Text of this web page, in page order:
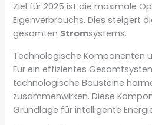
Ziel für 2025 ist die maximale
Eigenverbrauchs. Dies steigert
gesamten Stromsystems.
Technologische Komponenten
Für ein effizientes
technologische Bausteine
zusammenwirken. Diese
Grundlage für intelligente